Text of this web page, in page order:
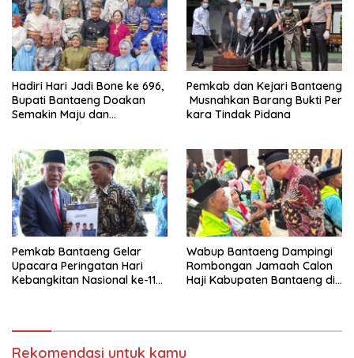
Hadiri Hari Jadi Bone ke 696,
Bupati Bantaeng Doakan
Semakin Maju dan
Pemkab dan Kejari Bantaeng
Musnahkan Barang Bukti Per
kara Tindak Pidana
Pemkab Bantaeng Gelar
Upacara Peringatan Hari
Kebangkitan Nasional ke-118
Wabup Bantaeng Dampingi
Rombongan Jamaah Calon
Haji Kabupaten Bantaeng di
Rekomendasi untuk kamu